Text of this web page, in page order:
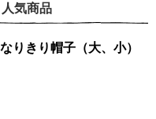
気商品
りきり帽子（大、小）